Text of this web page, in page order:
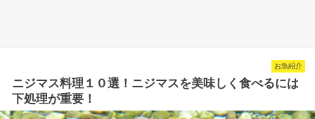
お魚紹介
ニジマス料理１０選！ニジマスを美味しく食べるには
下処理が重要！